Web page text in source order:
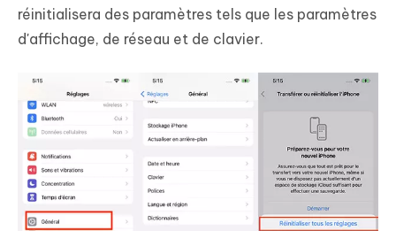
réinitialisera des paramètres tels que les paramètres
d'affichage, de réseau et de clavier.